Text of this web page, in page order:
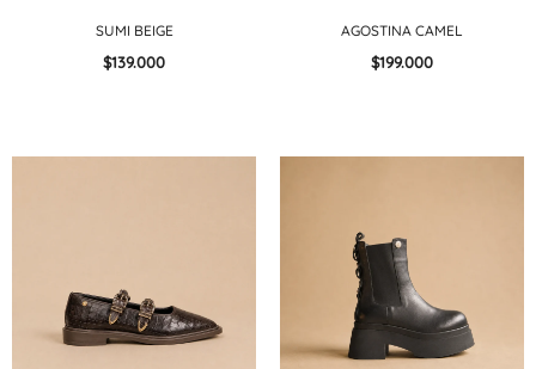
SUMI BEIGE
$139.000
AGOSTINA CAMEL
$199.000